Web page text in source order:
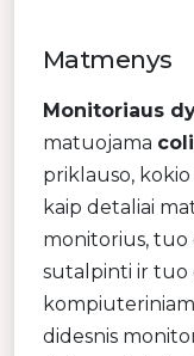
Matmenys
Monitoriaus
matuojama
priklauso,
kaip detaliai
monitorius, tuo
sutalpinti ir tuo
didesnis